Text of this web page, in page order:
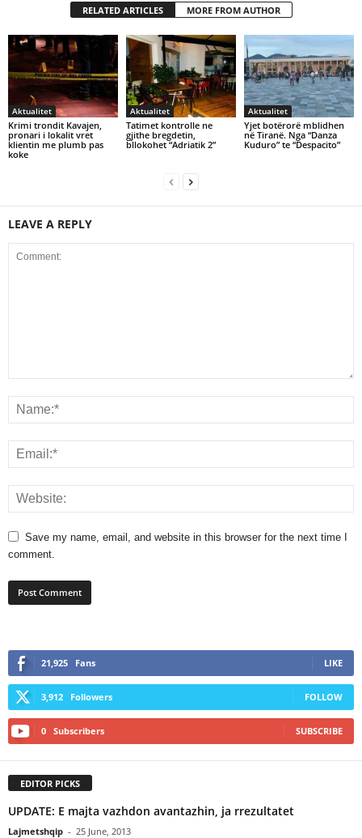
RELATED ARTICLES MORE FROM AUTHOR
Aktualitet
Krimi trondit Kavajen,
pronari i lokalit vret
klientin me plumb pas
koke
Aktualitet
Tatimet kontrolle ne
gjithe bregdetin,
bllokohet “Adriatik 2”
Aktualitet
Yjet botërorë mblidhen
në Tiranë. Nga “Danza
Kuduro” te “Despacito”
LEAVE A REPLY
Save my name, email, and website in this browser for the next time I
comment.
21,925 Fans LIKE
3,912 Followers FOLLOW
0 Subscribers SUBSCRIBE
EDITOR PICKS
UPDATE: E majta vazhdon avantazhin, ja rrezultatet
Lajmetshqip - 25 June, 2013